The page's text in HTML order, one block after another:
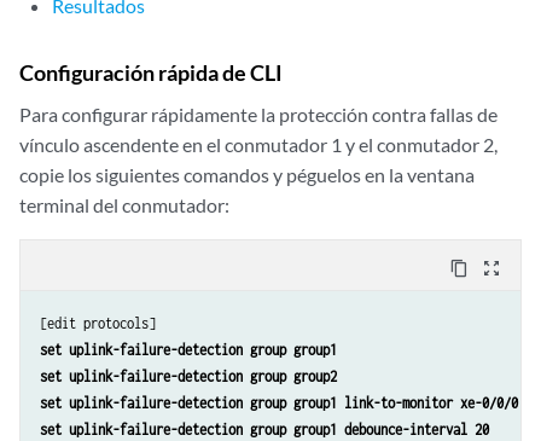
Resultados
Configuración rápida de CLI
Para configurar rápidamente la protección contra fallas de
vínculo ascendente en el conmutador 1 y el conmutador 2,
copie los siguientes comandos y péguelos en la ventana
terminal del conmutador:
content_copy zoom_out_map
set uplink-failure-detection group group1
set uplink-failure-detection group group2
set uplink-failure-detection group group1 link-to-monitor xe-0/0/0
set uplink-failure-detection group group1 debounce-interval 20